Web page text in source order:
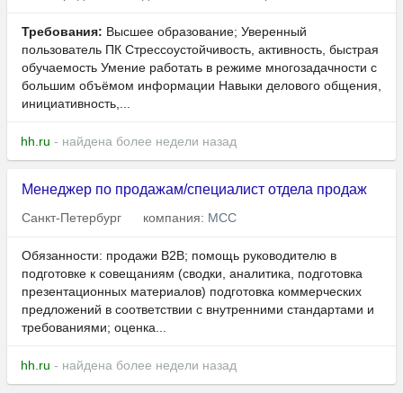
Требования: Высшее образование; Уверенный
пользователь ПК Стрессоустойчивость, активность, быстрая
обучаемость Умение работать в режиме многозадачности с
большим объёмом информации Навыки делового общения,
инициативность,...
hh.ru - найдена более недели назад
Менеджер по продажам/специалист отдела продаж
Санкт-Петербург компания: МСС
Обязанности: продажи B2B; помощь руководителю в
подготовке к совещаниям (сводки, аналитика, подготовка
презентационных материалов) подготовка коммерческих
предложений в соответствии с внутренними стандартами и
требованиями; оценка...
hh.ru - найдена более недели назад